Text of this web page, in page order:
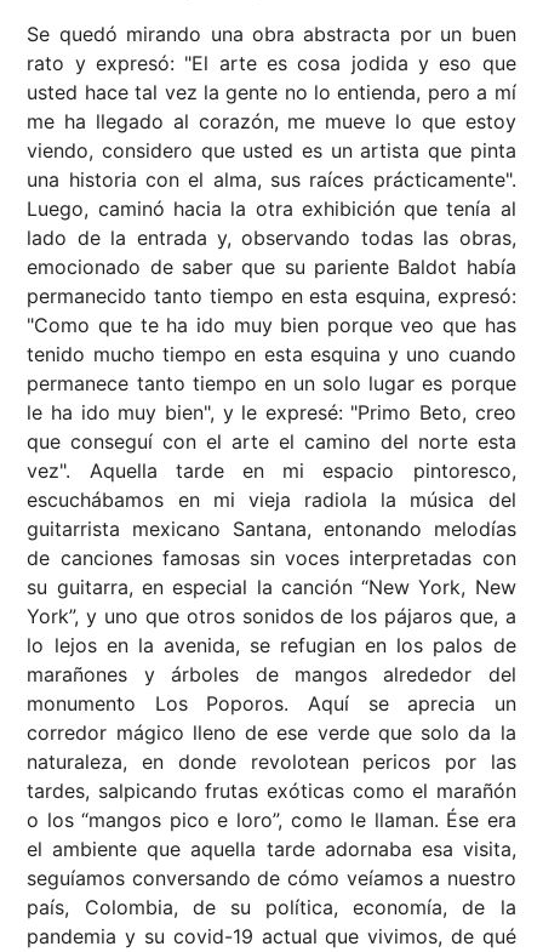
Se quedó mirando una obra abstracta por un buen
rato y expresó: "El arte es cosa jodida y eso que
usted hace tal vez la gente no lo entienda, pero a mí
me ha llegado al corazón, me mueve lo que estoy
viendo, considero que usted es un artista que pinta
una historia con el alma, sus raíces prácticamente".
Luego, caminó hacia la otra exhibición que tenía al
lado de la entrada y, observando todas las obras,
emocionado de saber que su pariente Baldot había
permanecido tanto tiempo en esta esquina, expresó:
"Como que te ha ido muy bien porque veo que has
tenido mucho tiempo en esta esquina y uno cuando
permanece tanto tiempo en un solo lugar es porque
le ha ido muy bien", y le expresé: "Primo Beto, creo
que conseguí con el arte el camino del norte esta
vez". Aquella tarde en mi espacio pintoresco,
escuchábamos en mi vieja radiola la música del
guitarrista mexicano Santana, entonando melodías
de canciones famosas sin voces interpretadas con
su guitarra, en especial la canción “New York, New
York”, y uno que otros sonidos de los pájaros que, a
lo lejos en la avenida, se refugian en los palos de
marañones y árboles de mangos alrededor del
monumento Los Poporos. Aquí se aprecia un
corredor mágico lleno de ese verde que solo da la
naturaleza, en donde revolotean pericos por las
tardes, salpicando frutas exóticas como el marañón
o los “mangos pico e loro”, como le llaman. Ése era
el ambiente que aquella tarde adornaba esa visita,
seguíamos conversando de cómo veíamos a nuestro
país, Colombia, de su política, economía, de la
pandemia y su covid-19 actual que vivimos, de qué